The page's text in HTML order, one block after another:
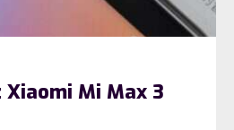
Xiaomi Mi Max 3